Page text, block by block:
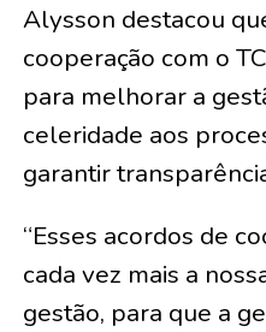
Alysson destacou
cooperação com o
para melhorar a
celeridade aos
garantir
“Esses acordos de
cada vez mais a
gestão, para que a